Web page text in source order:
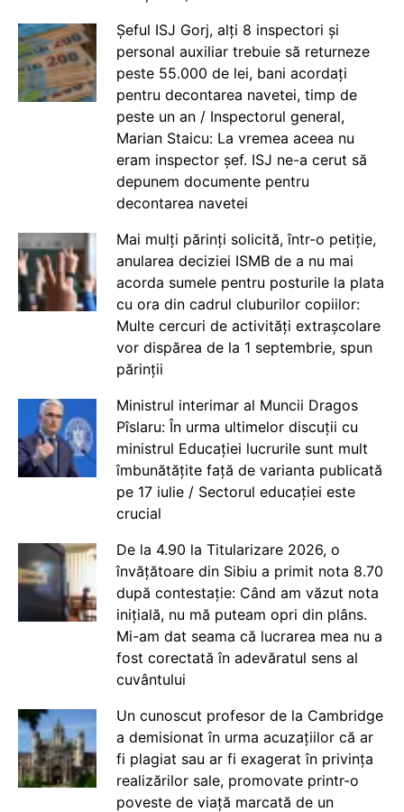
Șeful ISJ Gorj, alți 8 inspectori și
personal auxiliar trebuie să returneze
peste 55.000 de lei, bani acordați
pentru decontarea navetei, timp de
peste un an / Inspectorul general,
Marian Staicu: La vremea aceea nu
eram inspector șef. ISJ ne-a cerut să
depunem documente pentru
decontarea navetei
Mai mulți părinți solicită, într-o petiție,
anularea deciziei ISMB de a nu mai
acorda sumele pentru posturile la plata
cu ora din cadrul cluburilor copiilor:
Multe cercuri de activități extrașcolare
vor dispărea de la 1 septembrie, spun
părinții
Ministrul interimar al Muncii Dragos
Pîslaru: În urma ultimelor discuții cu
ministrul Educației lucrurile sunt mult
îmbunătățite față de varianta publicată
pe 17 iulie / Sectorul educației este
crucial
De la 4.90 la Titularizare 2026, o
învățătoare din Sibiu a primit nota 8.70
după contestație: Când am văzut nota
inițială, nu mă puteam opri din plâns.
Mi-am dat seama că lucrarea mea nu a
fost corectată în adevăratul sens al
cuvântului
Un cunoscut profesor de la Cambridge
a demisionat în urma acuzațiilor că ar
fi plagiat sau ar fi exagerat în privința
realizărilor sale, promovate printr-o
poveste de viață marcată de un